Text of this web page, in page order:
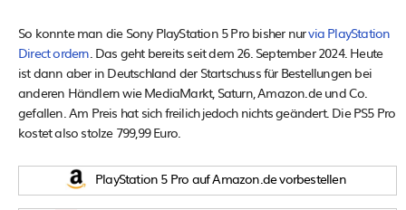
So konnte man die Sony PlayStation 5 Pro bisher nurvia PlayStation
Direct ordern. Das geht bereits seit dem 26. September 2024. Heute
ist dann aber in Deutschland der Startschuss für Bestellungen bei
anderen Händlern wie MediaMarkt, Saturn, Amazon.de und Co.
gefallen. Am Preis hat sich freilich jedoch nichts geändert. Die PS5 Pro
kostet also stolze 799,99 Euro.
PlayStation 5 Pro auf Amazon.de vorbestellen